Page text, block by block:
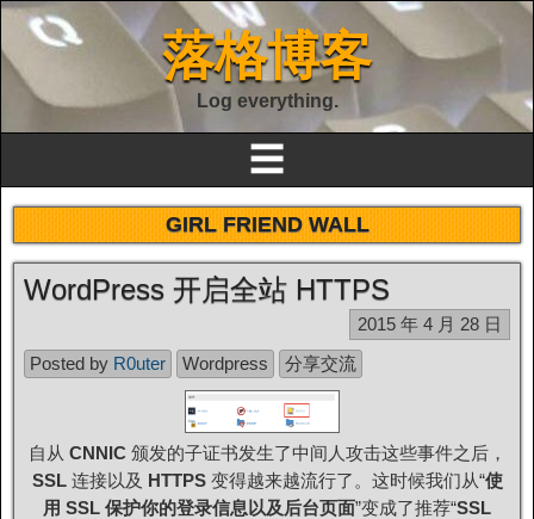
落格博客
Log everything.
☰
GIRL FRIEND WALL
WordPress 开启全站 HTTPS
2015 年 4 月 28 日
Posted by R0uter Wordpress 分享交流
自从 CNNIC颁发的子证书发生了中间人攻击这些事件之后，
SSL连接以及 HTTPS变得越来越流行了。这时候我们从“使
用 SSL 保护你的登录信息以及后台页面”变成了推荐“SSL